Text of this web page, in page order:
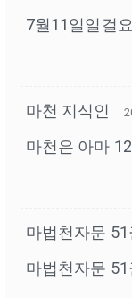
7월11일일걸요
마천 지식인
마천은 아마
마법천자문 51
마법천자문